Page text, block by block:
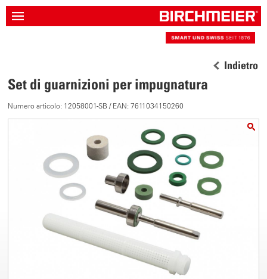
Indietro
Set di guarnizioni per impugnatura
Numero articolo: 12058001-SB / EAN: 7611034150260